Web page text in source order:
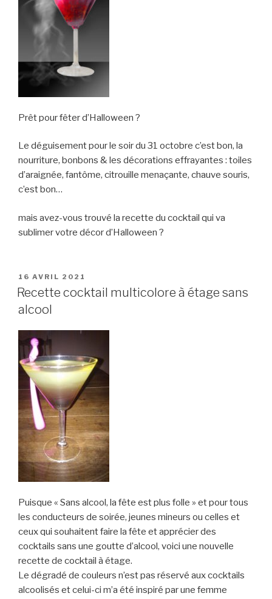
Prêt pour fêter d’Halloween ?
Le déguisement pour le soir du 31 octobre c’est bon, la
nourriture, bonbons & les décorations effrayantes : toiles
d’araignée, fantôme, citrouille menaçante, chauve souris,
c’est bon…
mais avez-vous trouvé la recette du cocktail qui va
sublimer votre décor d’Halloween ?
PUBLIÉ
LE
16 AVRIL 2021
Recette cocktail multicolore à étage sans
alcool
Puisque « Sans alcool, la fête est plus folle » et pour tous
les conducteurs de soirée, jeunes mineurs ou celles et
ceux qui souhaitent faire la fête et apprécier des
cocktails sans une goutte d’alcool, voici une nouvelle
recette de cocktail à étage.
Le dégradé de couleurs n’est pas réservé aux cocktails
alcoolisés et celui-ci m’a été inspiré par une femme